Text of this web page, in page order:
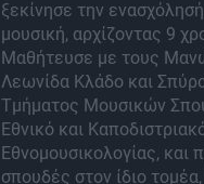
ξεκίνησε την
μουσική, αρχίζοντας 9
Μαθήτευσε με τους
Λεωνίδα Κλάδο και
Τμήματος Μουσικών
Εθνικό και
Εθνομουσικολογίας, και
σπουδές στον ίδιο